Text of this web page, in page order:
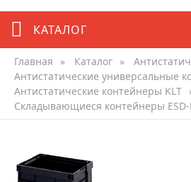
КАТАЛОГ
Главная » Каталог »
Антистатические универсальные
Антистатические контейнеры KLT
Складывающиеся контейнеры ESD-